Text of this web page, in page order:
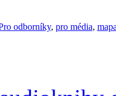
odborníky, pro média,